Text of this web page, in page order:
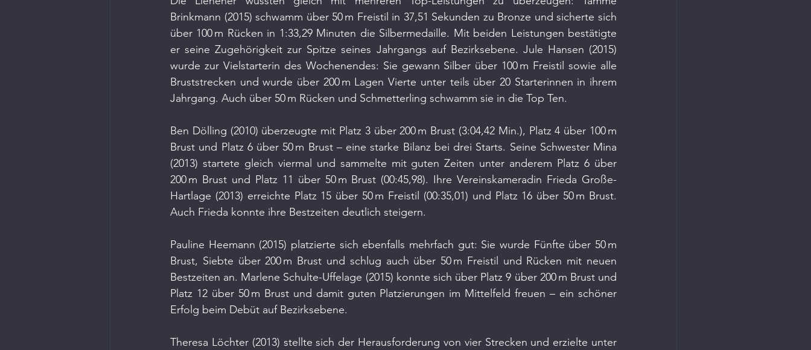
Brinkmann (2015) schwamm über 50 m Freistil in 37,51 Sekunden zu Bronze und sicherte sich
über 100 m Rücken in 1:33,29 Minuten die Silbermedaille. Mit beiden Leistungen bestätigte
er seine Zugehörigkeit zur Spitze seines Jahrgangs auf Bezirksebene. Jule Hansen (2015)
wurde zur Vielstarterin des Wochenendes: Sie gewann Silber über 100 m Freistil sowie alle
Bruststrecken und wurde über 200 m Lagen Vierte unter teils über 20 Starterinnen in ihrem
Jahrgang. Auch über 50 m Rücken und Schmetterling schwamm sie in die Top Ten.
Ben Dölling (2010) überzeugte mit Platz 3 über 200 m Brust (3:04,42 Min.), Platz 4 über 100 m
Brust und Platz 6 über 50 m Brust – eine starke Bilanz bei drei Starts. Seine Schwester Mina
(2013) startete gleich viermal und sammelte mit guten Zeiten unter anderem Platz 6 über
200 m Brust und Platz 11 über 50 m Brust (00:45,98). Ihre Vereinskameradin Frieda Große-
Hartlage (2013) erreichte Platz 15 über 50 m Freistil (00:35,01) und Platz 16 über 50 m Brust.
Auch Frieda konnte ihre Bestzeiten deutlich steigern.
Pauline Heemann (2015) platzierte sich ebenfalls mehrfach gut: Sie wurde Fünfte über 50 m
Brust, Siebte über 200 m Brust und schlug auch über 50 m Freistil und Rücken mit neuen
Bestzeiten an. Marlene Schulte-Uffelage (2015) konnte sich über Platz 9 über 200 m Brust und
Platz 12 über 50 m Brust und damit guten Platzierungen im Mittelfeld freuen – ein schöner
Erfolg beim Debüt auf Bezirksebene.
Theresa Löchter (2013) stellte sich der Herausforderung von vier Strecken und erzielte unter